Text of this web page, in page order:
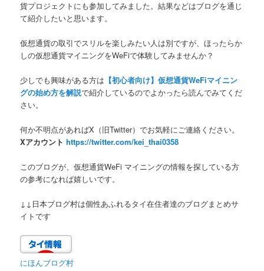
貨プロジェクトにも参加してみました。結果などはブログを通じ
て紹介したいと思います。
仮想通貨の取引でスリルを楽しみたい人は別ですが、ほったらか
しの仮想通貨マイニングをWeFiで体験してみませんか？
少しでも興味がある方は 【初心者向け】仮想通貨WeFiマイニン
グの始め方を解説で紹介しているのでよかったら読んでみてくだ
さい。
何か不明点があればX（旧Twitter）でお気軽にご連絡ください。
Xアカウントhttps://twitter.com/kei_thai0358
このブログが、仮想通貨WeFi マイニングの情報を探している方
の参考になれば嬉しいです。
↓↓日本ブログ村は個性あふれるタイ在住者達のブログまとめサ
イトです
にほんブログ村